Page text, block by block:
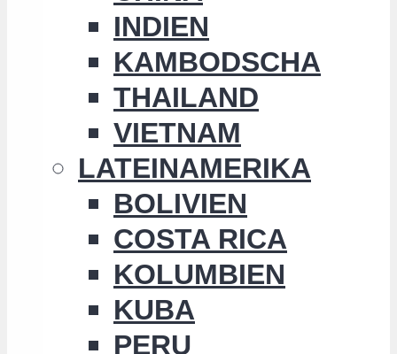
INDIEN
KAMBODSCHA
THAILAND
VIETNAM
LATEINAMERIKA
BOLIVIEN
COSTA RICA
KOLUMBIEN
KUBA
PERU